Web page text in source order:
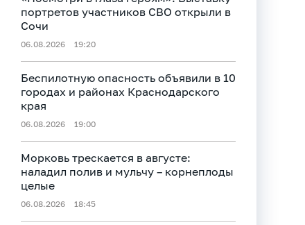
портретов участников СВО открыли в
Сочи
06.08.2026 19:20
Беспилотную опасность объявили в 10
городах и районах Краснодарского
края
06.08.2026 19:00
Морковь трескается в августе:
наладил полив и мульчу – корнеплоды
целые
06.08.2026 18:45